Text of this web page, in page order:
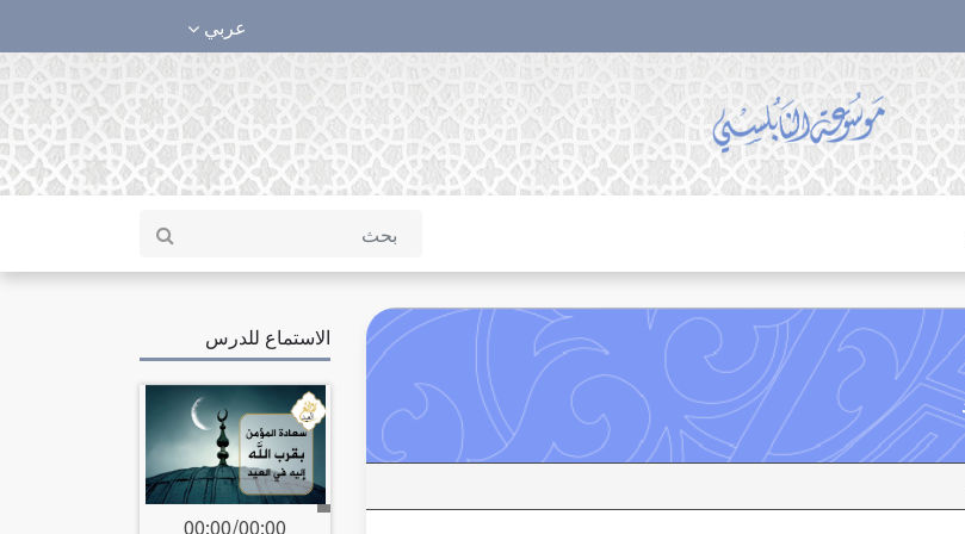
عربي
الاستماع للدرس
00:00/00:00